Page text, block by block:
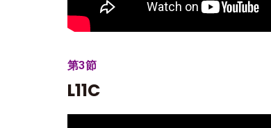
第3節
L11C